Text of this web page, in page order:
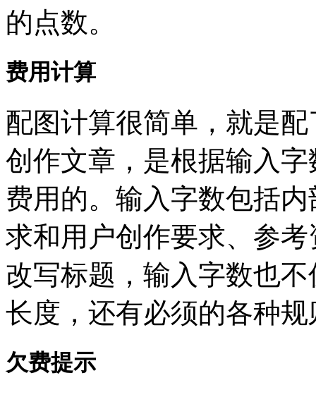
的点数。
费用计算
配图计算很简单，就是
创作文章，是根据输入
费用的。输入字数包括
求和用户创作要求、参
改写标题，输入字数也
长度，还有必须的各种
欠费提示